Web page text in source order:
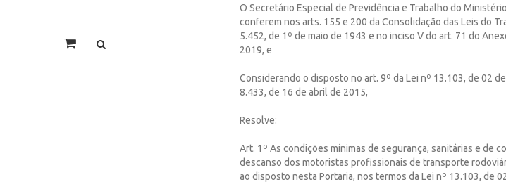
O Secretário Especial de Previdência e Trabalho do
conferem nos arts. 155 e 200 da Consolidação das Leis do
5.452, de 1º de maio de 1943 e no inciso V do art. 71 do
2019, e
Considerando o disposto no art. 9º da Lei nº 13.103, de 02
8.433, de 16 de abril de 2015,
Resolve:
Art. 1º As condições mínimas de segurança, sanitárias e de
descanso dos motoristas profissionais de transporte
ao disposto nesta Portaria, nos termos da Lei nº 13.103, de